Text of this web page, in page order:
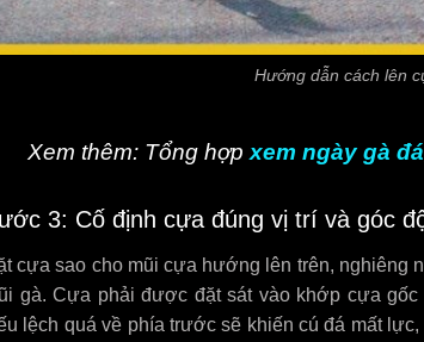
Hướng dẫn cách lên
Xem thêm: Tổng hợp xem ngày gà đá
3: Cố định cựa đúng vị trí và góc
cựa sao cho mũi cựa hướng lên trên, nghiêng
gà. Cựa phải được đặt sát vào khớp cựa
lệch quá về phía trước sẽ khiến cú đá mất